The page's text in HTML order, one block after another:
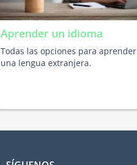
Aprender un idioma
Todas las opciones para aprender
una lengua extranjera.